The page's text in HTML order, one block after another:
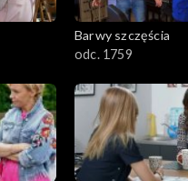
Barwy szczęścia
odc. 1759